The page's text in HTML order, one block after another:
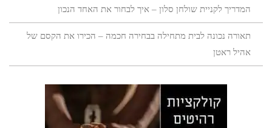
המדריך לקניית שולחן סלון – איך לבחור את האחד הנכון
תאורה נכונה לבית מתחילה בבחירה חכמה – הכירו את הקסם של
אהיל ראטן